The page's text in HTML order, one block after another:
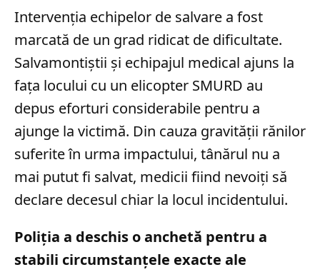
Intervenția echipelor de salvare a fost
marcată de un grad ridicat de dificultate.
Salvamontiștii și echipajul medical ajuns la
fața locului cu un elicopter SMURD au
depus eforturi considerabile pentru a
ajunge la victimă. Din cauza gravității rănilor
suferite în urma impactului, tânărul nu a
mai putut fi salvat, medicii fiind nevoiți să
declare decesul chiar la locul incidentului.
Poliția a deschis o anchetă pentru a
stabili circumstanțele exacte ale